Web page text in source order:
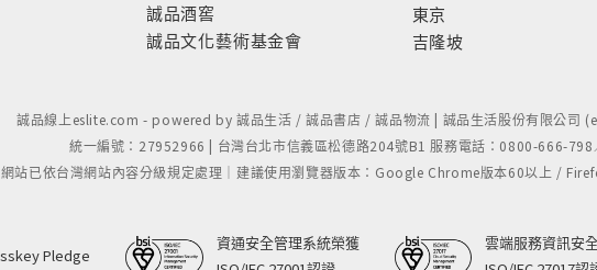
誠品酒窖
誠品文化藝術基金會
東京
吉隆坡
誠品線上eslite.com - powered by 誠品生活 / 誠品書店 / 誠品物流 | 誠品生活股份有限公司
統一編號：27952966 | 台灣台北市信義區松德路204號B1 服務電話：0800-666-
站已依台灣網站內容分級規定處理｜建議使用瀏覽器版本：Google Chrome版本60以上 /
Pledge
資通安全管理系統榮獲
雲端服務資訊安